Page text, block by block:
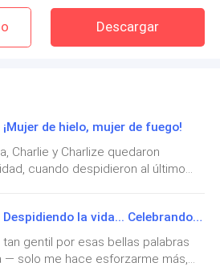
la cabeza en gesto de
que Eleanor era en carácter, la
solo heredó de ella su
tenía diecisiete años.
en todo lo que se proponía,
caballo y lo hacía con destreza,
sus doce años con una
a esa edad, con suaves
Descargar
de hielo, mujer de fuego!
Charlie y Charlize quedaron
cuando despidieron al último
ahora— ¡Ya quiero volver a
debemos esperar hermano!— dijo la
¡Si, lo sé!— dijo el niño— pero
cumpleaños.Todos rieron ante la
Seduciendo al amor Despidiendo la vida... Celebrando la vida
gentil por esas bellas palabras
solo me hace esforzarme más,